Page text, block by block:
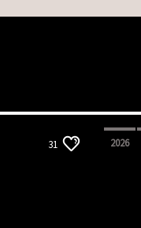
31 2026